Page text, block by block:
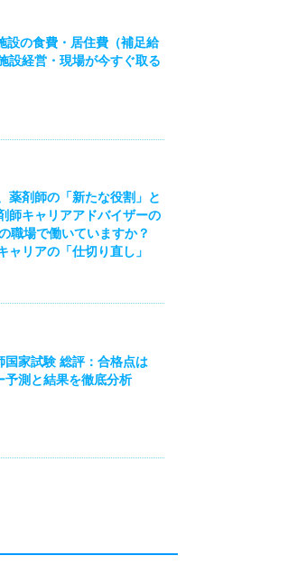
設の食費・居住費（補足給
設経営・現場が今すぐ取る
薬剤師の「新たな役割」と
キャリアアドバイザーの
職場で働いていますか？
ャリアの「仕切り直し」
国家試験 総評：合格点は
測と結果を徹底分析